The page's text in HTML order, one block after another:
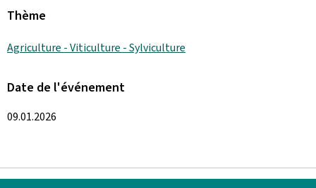
Thème
Agriculture - Viticulture - Sylviculture
Date de l'événement
09.01.2026